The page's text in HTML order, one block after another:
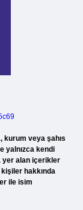
kurum veya şahıs
yalnızca kendi
yer alan içerikler
hakkında
ile isim